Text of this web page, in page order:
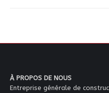
À PROPOS DE NOUS
Entreprise générale de